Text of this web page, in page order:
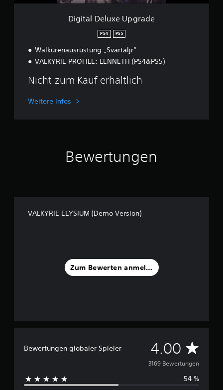
e
Digital Deluxe Upgrade
PS4 PS5
Walkürenausrüstung „Svartaljr“
VALKYRIE PROFILE: LENNETH (PS4&PS5)
Nicht zum Kauf erhältlich
Weitere Infos
Bewertungen
VALKYRIE ELYSIUM (Demo Version)
Zum Bewerten anmelden
Bewertungen globaler Spieler 4.00 D
u
r
3169 Bewertungen
54 %